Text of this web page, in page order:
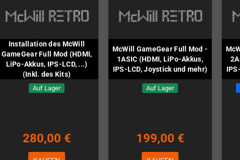
Installation des McWill
GameGear Full Mod (HDMI,
LiPo-Akkus, IPS-LCD, ...)
(Inkl. des Kits)
Auf Lager
280,00 €
McWill GameGear Full Mod -
1ASIC (HDMI, LiPo-Akkus,
IPS-LCD, Joystick und mehr)
Auf Lager
199,00 €